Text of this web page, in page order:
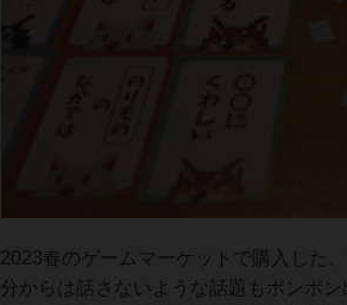
2023春のゲームマーケットで購入した
分からは話さないような話題もポンポ